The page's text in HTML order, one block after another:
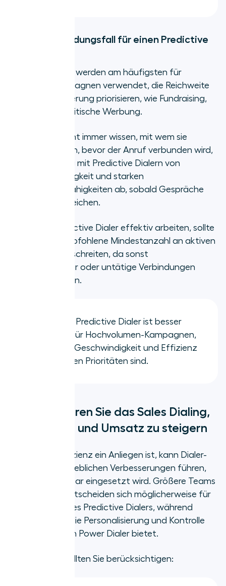
Idealer Anwendungsfall für einen Predictive
Predictive Dialer werden am häufigsten für
Outreach-Kampagnen verwendet, die Reichweite
über Personalisierung priorisieren, wie Fundraising,
Inkasso oder politische Werbung.
Da Agenten nicht immer wissen, mit wem sie
sprechen werden, bevor der Anruf verbunden wird,
hängt der Erfolg mit Predictive Dialern von
Anpassungsfähigkeit und starken
Improvisationsfähigkeiten ab, sobald Gespräche
vom Skript abweichen.
Und damit Predictive Dialer effektiv arbeiten, sollte
Ihr Team die empfohlene Mindestanzahl an aktiven
Benutzern überschreiten, da sonst
Vorhersagefehler oder untätige Verbindungen
auftreten können.
Ein Predictive Dialer ist besser
geeignet für Hochvolumen-Kampagnen,
bei denen Geschwindigkeit und Effizienz
die obersten Prioritäten sind.
Automatisieren Sie das Sales Dialing,
um Effizienz und Umsatz zu steigern
Wenn Anrufeffizienz ein Anliegen ist, kann Dialer-
Software zu erheblichen Verbesserungen führen,
wenn sie skalierbar eingesetzt wird. Größere Teams
(und Marken) entscheiden sich möglicherweise für
die Effizienz eines Predictive Dialers, während
kleinere Teams die Personalisierung und Kontrolle
schätzen, die ein Power Dialer bietet.
Bei Ihrer Wahl sollten Sie berücksichtigen: